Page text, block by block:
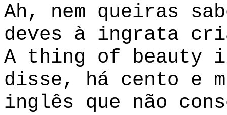
Ah, nem queiras
deves à ingrata
A thing of beauty
disse, há cento e
inglês que não